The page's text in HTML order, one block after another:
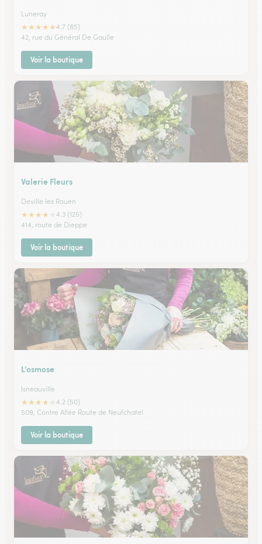
Luneray
★★★★★4.7 (85)
42, rue du Général De Gaulle
Voir la boutique
Valerie Fleurs
Deville les Rouen
★★★★
4.3 (125)
414, route de Dieppe
Voir la boutique
L’osmose
Isneauville
★★★★
4.2 (50)
509, Contre Allée Route de Neufchatel
Voir la boutique